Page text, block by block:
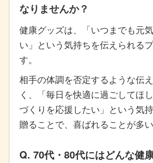
なりませんか？
健康グッズは、「いつまでも元
い」という気持ちを伝えられる
す。
相手の体調を否定するような伝
く、「毎日を快適に過ごしてほ
づくりを応援したい」という気
贈ることで、喜ばれることが多い
Q. 70代・80代にはどんな健